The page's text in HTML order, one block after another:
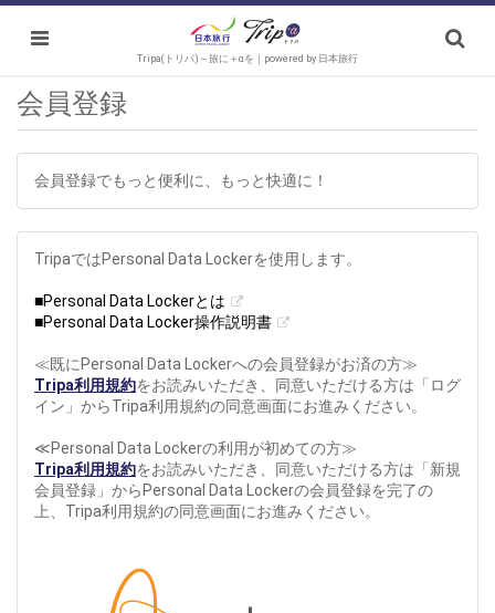
Tripa(トリパ)～旅に＋αを｜powered by 日本旅行
会員登録
会員登録でもっと便利に、もっと快適に！
TripaではPersonal Data Lockerを使用します。
■Personal Data Lockerとは
■Personal Data Locker操作説明書
≪既にPersonal Data Lockerへの会員登録がお済の方≫
Tripa利用規約をお読みいただき、同意いただける方は「ログ
イン」からTripa利用規約の同意画面にお進みください。
≪Personal Data Lockerの利用が初めての方≫
Tripa利用規約をお読みいただき、同意いただける方は「新規
会員登録」からPersonal Data Lockerの会員登録を完了の
上、Tripa利用規約の同意画面にお進みください。